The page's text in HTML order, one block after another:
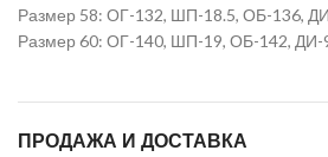
Размер 58: ОГ-132, ШП-18.5, ОБ-136,
Размер 60: ОГ-140, ШП-19, ОБ-142, ДИ-
ПРОДАЖА И ДОСТАВКА